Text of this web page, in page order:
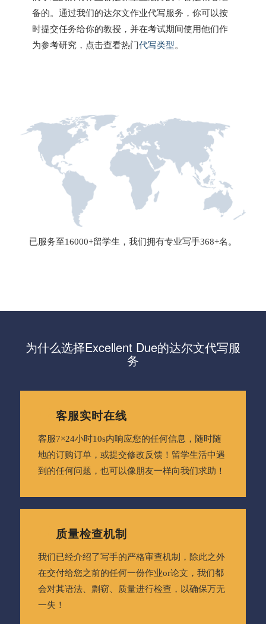
备的。通过我们的达尔文作业代写服务，你可以按
时提交任务给你的教授，并在考试期间使用他们作
为参考研究，点击查看热门代写类型。
已服务至16000+留学生，我们拥有专业写手368+名。
为什么选择Excellent Due的达尔文代写服
务
客服实时在线
客服7×24小时10s内响应您的任何信息，随时随
地的订购订单，或提交修改反馈！留学生活中遇
到的任何问题，也可以像朋友一样向我们求助！
质量检查机制
我们已经介绍了写手的严格审查机制，除此之外
在交付给您之前的任何一份作业or论文，我们都
会对其语法、剽窃、质量进行检查，以确保万无
一失！